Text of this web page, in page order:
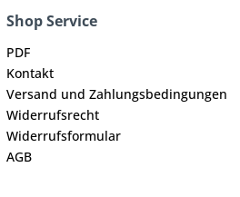
Shop Service
PDF
Kontakt
Versand und Zahlungsbedingungen
Widerrufsrecht
Widerrufsformular
AGB